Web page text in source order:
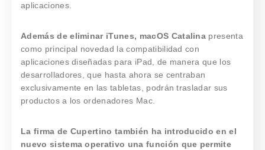
aplicaciones.
Además de eliminar iTunes, macOS Catalina presenta
como principal novedad la compatibilidad con
aplicaciones diseñadas para iPad, de manera que los
desarrolladores, que hasta ahora se centraban
exclusivamente en las tabletas, podrán trasladar sus
productos a los ordenadores Mac.
La firma de Cupertino también ha introducido en el
nuevo sistema operativo una función que permite